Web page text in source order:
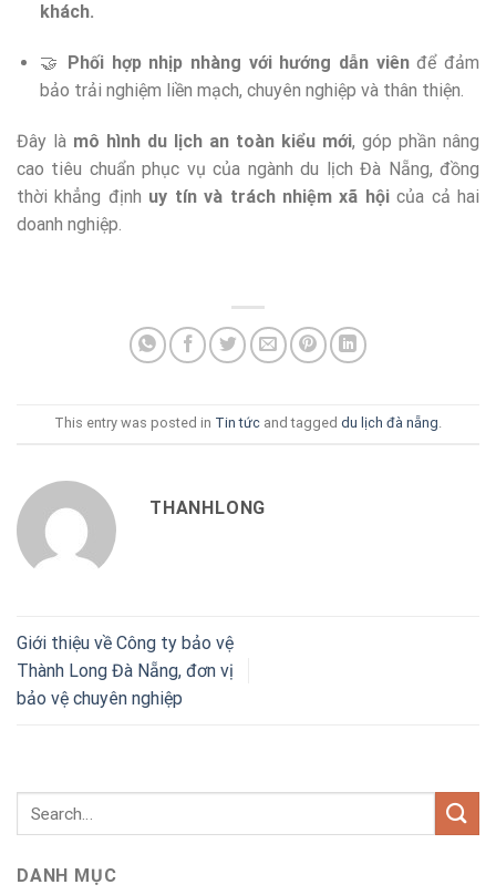
khách.
🤝 Phối hợp nhịp nhàng với hướng dẫn viênđể đảm
bảo trải nghiệm liền mạch, chuyên nghiệp và thân thiện.
Đây là mô hình du lịch an toàn kiểu mới, góp phần nâng
cao tiêu chuẩn phục vụ của ngành du lịch Đà Nẵng, đồng
thời khẳng định uy tín và trách nhiệm xã hộicủa cả hai
doanh nghiệp.
This entry was posted in Tin tức and tagged du lịch đà nẵng.
THANHLONG
Giới thiệu về Công ty bảo vệ
Thành Long Đà Nẵng, đơn vị
bảo vệ chuyên nghiệp
DANH MỤC